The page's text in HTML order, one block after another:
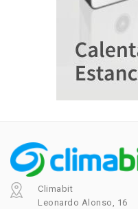
Climabit
Leonardo Alonso, 16